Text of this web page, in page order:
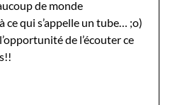
de monde
qui s’appelle un tube… ;o)
de l’écouter ce